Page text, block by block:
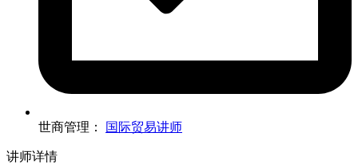
世商管理： 国际贸易讲师
讲师详情